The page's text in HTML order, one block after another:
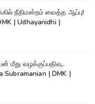
நீதிமன்றம் வைத்த ஆப்பு!
| Udhayanidhi |
மீது வழக்குப்பதிவு..
Subramanian | DMK |